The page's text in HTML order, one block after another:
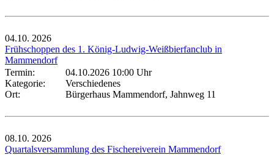
04.10. 2026
Frühschoppen des 1. König-Ludwig-Weißbierfanclub in
Mammendorf
Termin:
04.10.2026 10:00 Uhr
Kategorie:
Verschiedenes
Ort:
Bürgerhaus Mammendorf, Jahnweg 11
08.10. 2026
Quartalsversammlung des Fischereiverein Mammendorf